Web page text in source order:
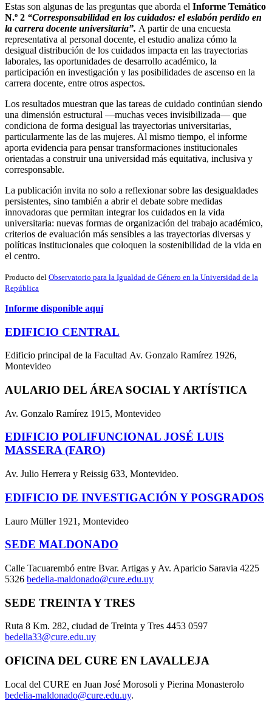
Estas son algunas de las preguntas que aborda el Informe Temático
N.º 2 “Corresponsabilidad en los cuidados: el eslabón perdido en
la carrera docente universitaria”. A partir de una encuesta
representativa al personal docente, el estudio analiza cómo la
desigual distribución de los cuidados impacta en las trayectorias
laborales, las oportunidades de desarrollo académico, la
participación en investigación y las posibilidades de ascenso en la
carrera docente, entre otros aspectos.
Los resultados muestran que las tareas de cuidado continúan siendo
una dimensión estructural —muchas veces invisibilizada— que
condiciona de forma desigual las trayectorias universitarias,
particularmente las de las mujeres. Al mismo tiempo, el informe
aporta evidencia para pensar transformaciones institucionales
orientadas a construir una universidad más equitativa, inclusiva y
corresponsable.
La publicación invita no solo a reflexionar sobre las desigualdades
persistentes, sino también a abrir el debate sobre medidas
innovadoras que permitan integrar los cuidados en la vida
universitaria: nuevas formas de organización del trabajo académico,
criterios de evaluación más sensibles a las trayectorias diversas y
políticas institucionales que coloquen la sostenibilidad de la vida en
el centro.
Producto del Observatorio para la Igualdad de Género en la Universidad de la
República
Informe disponible aquí
EDIFICIO CENTRAL
Edificio principal de la Facultad Av. Gonzalo Ramírez 1926,
Montevideo
AULARIO DEL ÁREA SOCIAL Y ARTÍSTICA
Av. Gonzalo Ramírez 1915, Montevideo
EDIFICIO POLIFUNCIONAL JOSÉ LUIS
MASSERA (FARO)
Av. Julio Herrera y Reissig 633, Montevideo.
EDIFICIO DE INVESTIGACIÓN Y POSGRADOS
Lauro Müller 1921, Montevideo
SEDE MALDONADO
Calle Tacuarembó entre Bvar. Artigas y Av. Aparicio Saravia 4225
5326 bedelia-maldonado@cure.edu.uy
SEDE TREINTA Y TRES
Ruta 8 Km. 282, ciudad de Treinta y Tres 4453 0597
bedelia33@cure.edu.uy
OFICINA DEL CURE EN LAVALLEJA
Local del CURE en Juan José Morosoli y Pierina Monasterolo
bedelia-maldonado@cure.edu.uy.